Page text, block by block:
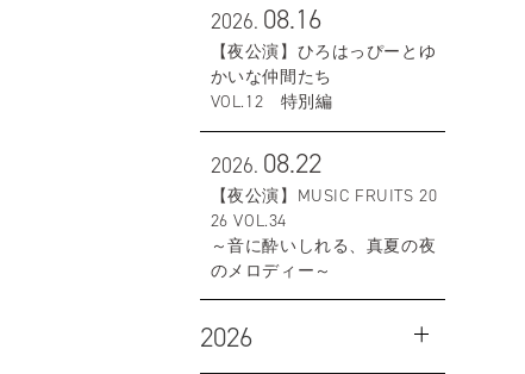
2026. 08.16
【夜公演】ひろはっぴーとゆ
かいな仲間たち
VOL.12 特別編
2026. 08.22
【夜公演】MUSIC FRUITS 20
26 VOL.34
～音に酔いしれる、真夏の夜
のメロディー～
2026